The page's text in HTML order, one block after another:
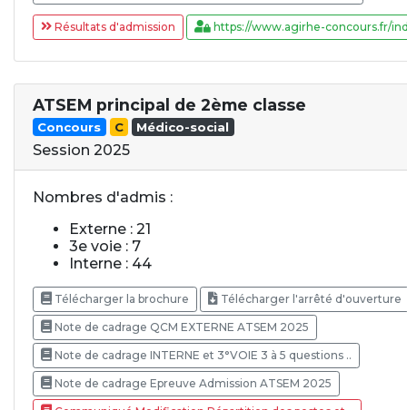
Résultats d'admission https://www.agirhe-concours.fr/
ATSEM principal de 2ème classe
Concours C Médico-social
Session 2025
Nombres d'admis :
Externe : 21
3e voie : 7
Interne : 44
Télécharger la brochure Télécharger l'arrêté d'ouverture
Note de cadrage QCM EXTERNE ATSEM 2025
Note de cadrage INTERNE et 3°VOIE 3 à 5 questions ..
Note de cadrage Epreuve Admission ATSEM 2025